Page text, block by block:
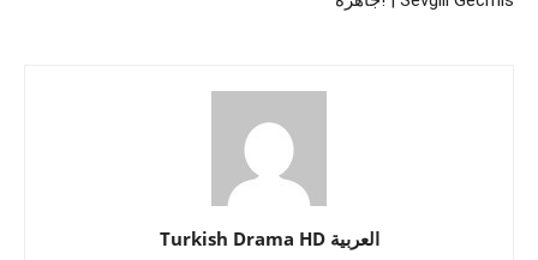
Turkish Drama HD العربية